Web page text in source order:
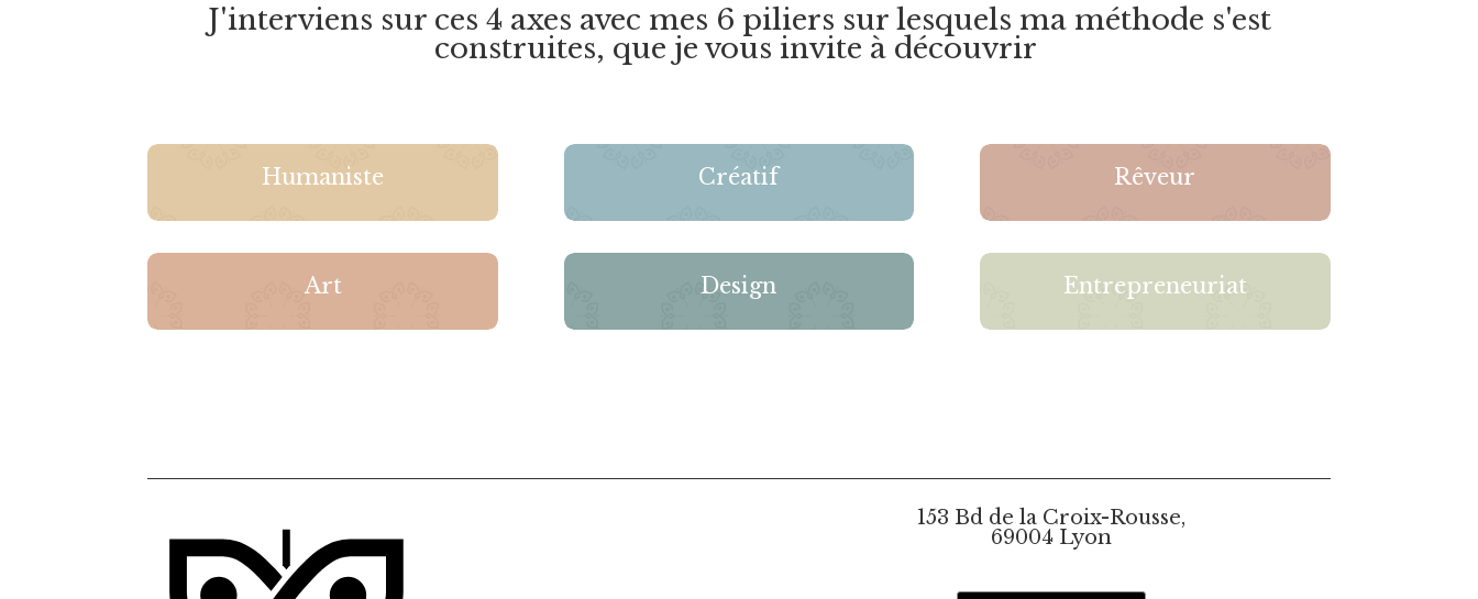
J'interviens sur ces 4 axes avec mes 6 piliers sur lesquels ma méthode s'est
construites, que je vous invite à découvrir
Humaniste
Art
Créatif
Design
Rêveur
Entrepreneuriat
153 Bd de la Croix-Rousse,
69004 Lyon